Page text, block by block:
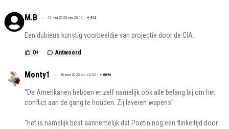
M.B 10 mei 2022 om 23:14 + 412
Een dubieus kunstig voorbeeldje van projectie door de CIA.
0+ Antwoord
Monty1 10 mei 2022 om 22:52 + 8096
''De Amerikanen hebben er zelf namelijk ook alle belang bij om het
conflict aan de gang te houden. Zij leveren wapens''
''het is namelijk best aannemelijk dat Poetin nog een flinke tijd door